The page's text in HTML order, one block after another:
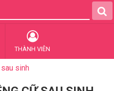
THÀNH VIÊN
sinh